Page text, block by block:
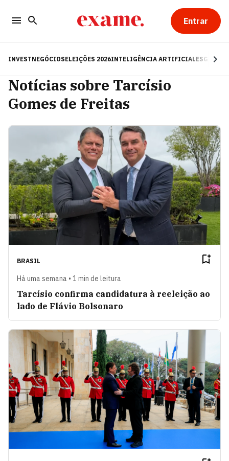
Entrar
INVESTNEGÓCIOSELEIÇÕES 2026INTELIGÊNCIA ARTIFICIALESG
Notícias sobre Tarcísio
Gomes de Freitas
BRASIL
Há uma semana • 1 min de leitura
Tarcísio confirma candidatura à reeleição ao
lado de Flávio Bolsonaro